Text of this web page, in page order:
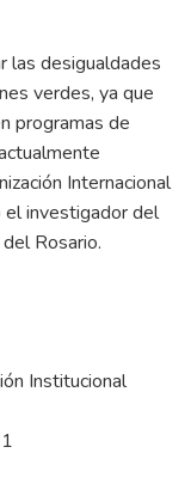
las desigualdades
verdes, ya que
programas de
Internacional
el investigador del
Rosario.
Institucional